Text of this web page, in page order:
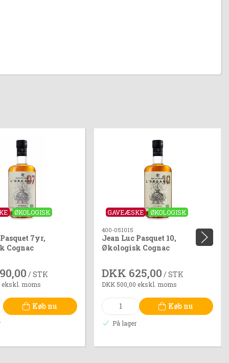
ØKOLOGISK
7yr,
Cognac
/ STK
ekskl. moms
Køb nu
GAVEÆSKE ØKOLOGISK
400-051015
Jean Luc Pasquet 10,
Økologisk Cognac
DKK 625,00 / STK
DKK 500,00 ekskl. moms
Køb nu
På lager